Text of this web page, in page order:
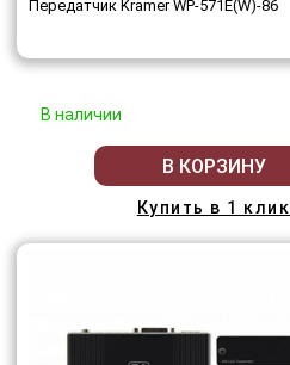
Передатчик Kramer WP-571E(W)-86
В наличии
В КОРЗИНУ
Купить в 1 клик